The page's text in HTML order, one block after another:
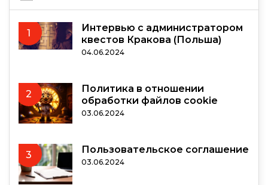
1
Интервью с администратором
квестов Кракова (Польша)
04.06.2024
2
Политика в отношении
обработки файлов cookie
03.06.2024
3 Пользовательское соглашение
03.06.2024